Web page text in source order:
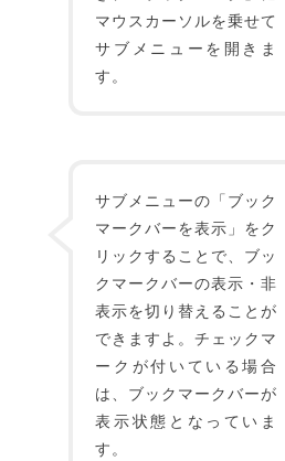
マウスカーソルを乗せて
サブメニューを開きま
す。
サブメニューの「ブック
マークバーを表示」をク
リックすることで、ブッ
クマークバーの表示・非
表示を切り替えることが
できますよ。チェックマ
ークが付いている場合
は、ブックマークバーが
表示状態となっていま
す。